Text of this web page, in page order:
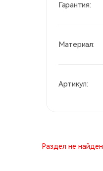
Гарантия:
Материал:
Артикул:
Раздел не найден